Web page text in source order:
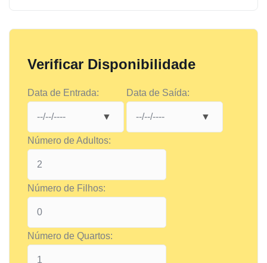
Verificar Disponibilidade
Data de Entrada: Data de Saída:
Número de Adultos:
Número de Filhos:
Número de Quartos: